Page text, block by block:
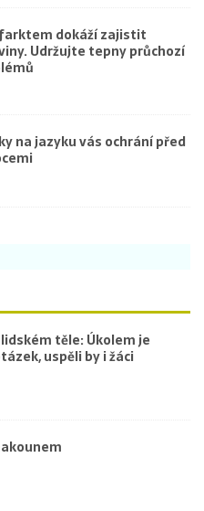
dokáží zajistit
Udržujte tepny průchozí
na jazyku vás ochrání před
těle: Úkolem je
uspěli by i žáci